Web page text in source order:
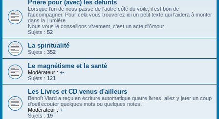
Prière pour (avec) les défunts
Lorsque l'un de nous passe de l'autre côté du voile, il est bon de
l'accompagner. Pour cela vous trouverez ici un petit texte qui l'aidera à monter
dans la Lumière.
Nous vous le conseillons vivement, c'est un acte d'Amour.
Sujets : 52
La spiritualité
Sujets : 352
Le magnétisme et la santé
Modérateur : +-
Sujets : 121
Les Livres et CD venus d'ailleurs
Benoît Viard a reçu en écriture automatique quatre livres, allez y jeter un coup
d'oeil écouter quelques mots ou quelques notes.
Modérateur : +-
Sujets : 19